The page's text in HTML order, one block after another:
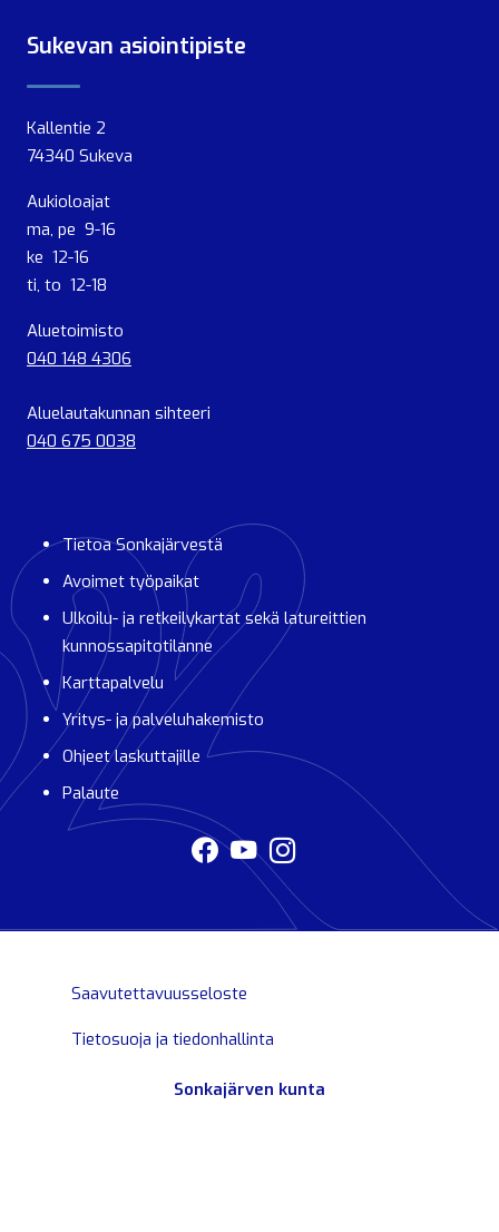
Sukevan asiointipiste
Kallentie 2
74340 Sukeva
Aukioloajat
ma, pe 9-16
ke 12-16
ti, to 12-18
Aluetoimisto
040 148 4306
Aluelautakunnan sihteeri
040 675 0038
Tietoa Sonkajärvestä
Avoimet työpaikat
Ulkoilu- ja retkeilykartat sekä latureittien
kunnossapitotilanne
Karttapalvelu
Yritys- ja palveluhakemisto
Ohjeet laskuttajille
Palaute
Sonkajärven kunta
Saavutettavuusseloste
Tietosuoja ja tiedonhallinta